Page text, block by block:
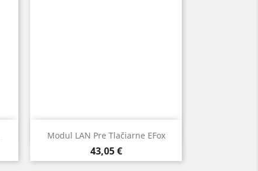
Modul LAN Pre Tlačiarne EFox
Cena
43,05 €
Rýchly náhľad